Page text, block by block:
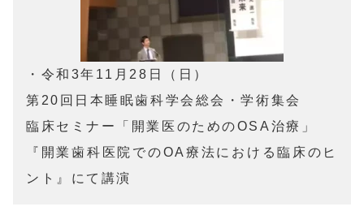
・令和3年11月28日（日）
第20回日本睡眠歯科学会総会・学術集会
臨床セミナー「開業医のためのOSA治療」
『開業歯科医院でのOA療法における臨床のヒ
ント』にて講演